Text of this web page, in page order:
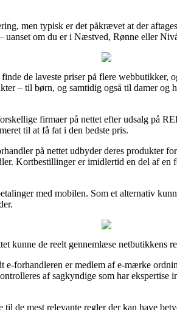
men typisk er det påkrævet at der
om du er i Næstved, Rønne eller
de laveste priser på flere webbutikker,
– til børn, og samtidig også til damer
firmaer på nettet efter udsalg på
til at få fat i den bedste pris.
på nettet udbyder deres produkter
Kortbestillinger er imidlertid en del af
med mobilen. Som et alternativ
kunne de reelt gennemlæse netbutikkens
forhandleren er medlem af e-mærke
af sagkyndige som har
til de mest relevante regler der kan have